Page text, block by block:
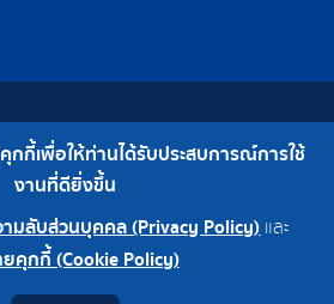
Ag Co,. Ltd. All Rights Reserved.
: 0-2308-2102 | Fax : 0-2308-2487
กกี้เพื่อให้ท่านได้รับประสบการณ์การใช้
งานที่ดียิ่งขึ้น
มลับส่วนบุคคล (Privacy Policy) และ
คุกกี้ (Cookie Policy)
0-2308-2102
0-2324-0515-6